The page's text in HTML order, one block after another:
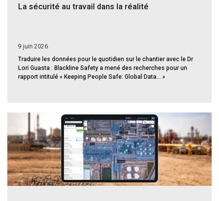
La sécurité au travail dans la réalité
9 juin 2026
Traduire les données pour le quotidien sur le chantier avec le Dr
Lori Guasta : Blackline Safety a mené des recherches pour un
rapport intitulé « Keeping People Safe: Global Data... »